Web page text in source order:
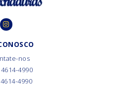
nos
4990
4990